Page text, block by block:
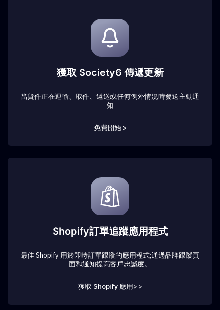
獲取 Society6 傳遞更新
當貨件正在運輸、取件、遞送或任何例外情況時發送主動通
知
免費開始 >
Shopify訂單追蹤應用程式
最佳 Shopify 用於即時訂單跟蹤的應用程式;通過品牌跟蹤頁
面和通知提高客戶忠誠度。
獲取 Shopify 應用> >